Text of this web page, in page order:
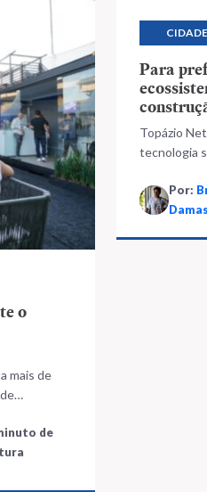
o
mais de
de
Para
Topázio
tecnologia
Por: